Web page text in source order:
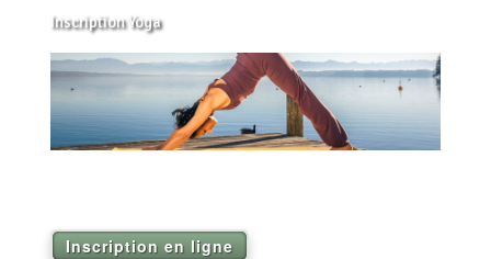
Inscription Yoga
Inscription en ligne